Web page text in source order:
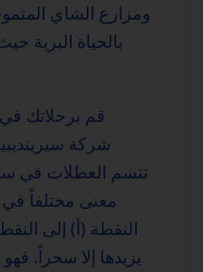
ومزارع الشاي
بالحياة البرية
قم برحلاتك في
شركة
تتسم العطلات في
معنى مختلفاً في
النقطة (أ) إلى
يزيدها إلا سحراً.